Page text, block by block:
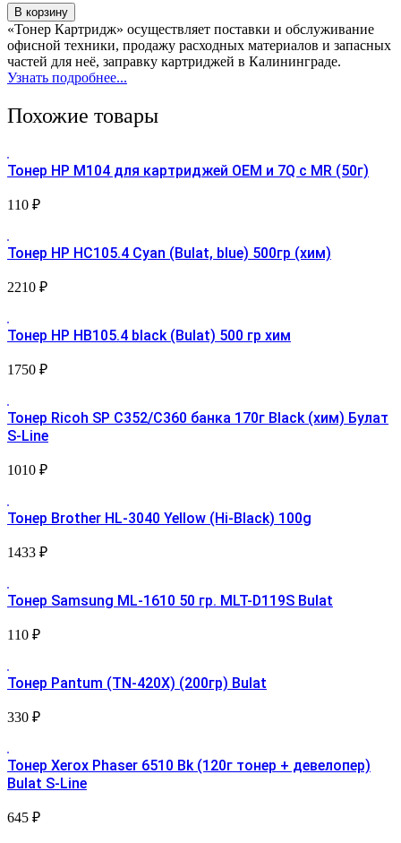
Количество
товара
Тонер
Oki
C610
БУЛАТ
s-
(150г)
В корзину
«Тонер Картридж» осуществляет поставки и обслуживание
офисной техники, продажу расходных материалов и запасных
частей для неё, заправку картриджей в Калининграде.
Узнать подробнее...
Похожие товары
Тонер HP М104 для картриджей OEM и 7Q c MR (50г)
110 ₽
Тонер HP HC105.4 Cyan (Bulat, blue) 500гр (хим)
2210 ₽
Тонер HP HB105.4 black (Bulat) 500 гр хим
1750 ₽
Тонер Ricoh SP C352/C360 банка 170г Black (хим) Булат
S-Line
1010 ₽
Тонер Brother HL-3040 Yellow (Hi-Black) 100g
1433 ₽
Тонер Samsung ML-1610 50 гр. MLT-D119S Bulat
110 ₽
Тонер Pantum (TN-420X) (200гр) Bulat
330 ₽
Тонер Xerox Phaser 6510 Bk (120г тонер + девелопер)
Bulat S-Line
645 ₽